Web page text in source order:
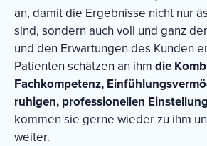
an, damit die Ergebnisse nicht nur
sind, sondern auch voll und ganz
und den Erwartungen des Kunden
Patienten schätzen an ihm die
Fachkompetenz,
ruhigen, professionellen Einstellung
kommen sie gerne wieder zu ihm
weiter.